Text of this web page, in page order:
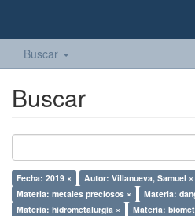
Buscar
Buscar
Fecha: 2019 × Autor: Villanueva, Samuel ×
Materia: metales preciosos ×
Materia:
Materia: hidrometalurgia ×
Materia: